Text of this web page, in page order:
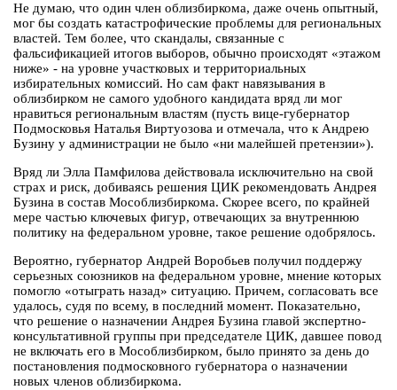
Не думаю, что один член облизбиркома, даже очень опытный,
мог бы создать катастрофические проблемы для региональных
властей. Тем более, что скандалы, связанные с
фальсификацией итогов выборов, обычно происходят «этажом
ниже» - на уровне участковых и территориальных
избирательных комиссий. Но сам факт навязывания в
облизбирком не самого удобного кандидата вряд ли мог
нравиться региональным властям (пусть вице-губернатор
Подмосковья Наталья Виртуозова и отмечала, что к Андрею
Бузину у администрации не было «ни малейшей претензии»).
Вряд ли Элла Памфилова действовала исключительно на свой
страх и риск, добиваясь решения ЦИК рекомендовать Андрея
Бузина в состав Мособлизбиркома. Скорее всего, по крайней
мере частью ключевых фигур, отвечающих за внутреннюю
политику на федеральном уровне, такое решение одобрялось.
Вероятно, губернатор Андрей Воробьев получил поддержу
серьезных союзников на федеральном уровне, мнение которых
помогло «отыграть назад» ситуацию. Причем, согласовать все
удалось, судя по всему, в последний момент. Показательно,
что решение о назначении Андрея Бузина главой экспертно-
консультативной группы при председателе ЦИК, давшее повод
не включать его в Мособлизбирком, было принято за день до
постановления подмосковного губернатора о назначении
новых членов облизбиркома.